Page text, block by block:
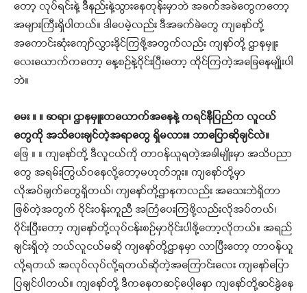
တော့ လုပ်ရင်းနဲ့ ဒီနည်းနဲ့သွားနေတုန်းမှာဘဲ အခက်အခဲတွေကတော့
အများကြီးရှိပါတယ်။ ဒါပေမဲ့လည်း ဒီအခက်ခဲတွေ ကျနော်တို့
အကောင်းဆုံးကျော်လွှားနိုင်ကြဖို့အတွက်လည်း ကျနာ်တို့ ဌာနမှူး
လေးယောက်ကတော့ နေ့စဉ်နဲ့ဝိုင်းပြီးတော့ ထိုင်ကြတဲ့အခြေနေမျိုုးပါ
ဘဲ။
မေး ။ ။ ဆရာ၊ ဌာနမှူးတယောက်အနေနဲ့ ကရင်နီပြည်က လူငယ်
တွေကို အသိပေးချင်တဲ့အရာတွေ ရှိမလား။ ဘာပြောဆိုချင်လဲ။
ဖြေ ။ ။ ကျနော်တို့ ဒီလူငယ်ကို တာဝန်ယူရတဲ့အခါမျိုးမှာ အသိပညာ
တွေ အရမ်းကြွယ်ဝနေလို့တော့မဟုတ်ဘူး။ ကျနော်တို့မှာ
လိုအပ်ချက်တွေရှိတယ်၊ ကျနော်တို့ဌာနကလည်း အသေးဘဲရှိတာ
ဖြစ်တဲ့အတွက် ဝိုင်းဝန်းကူညီ အကြံပေးကြဖို့လည်းလိုအပ်တယ်၊
ဝိုင်းပြီးတော့ ကျနော်တို့လုပ်ငန်းစဉ်မှာဝိုင်းပါဖို့တော့လိုတယ်။ အရည်
ချင်းရှိတဲ့ ဘယ်လူငယ်မဆို ကျနော်တို့ဌာနမှာ လာပြီးတော့ တာဝန်ယူ
လို့ရတယ် အလုပ်လုပ်လို့ရတယ်ဆိုတဲ့အကြောင်းလေး ကျနော်ပြော
ပြချင်ပါတယ်။ ကျနော်တို့ ဒီကနေတဆင့်ပေါ့နော ကျနော်တို့ဆင်နွဲနေ